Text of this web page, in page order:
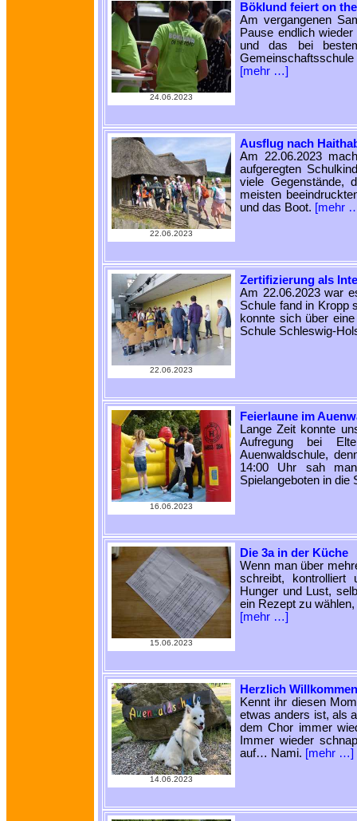
24.06.2023
Böklund feiert on
Am vergangenen
Pause endlich
und das bei
[mehr …]
22.06.2023
Ausflug nach
Am 22.06.2023
aufgeregten
viele Gegenstände,
meisten
und das Boot. [mehr
22.06.2023
Zertifizierung als
Am 22.06.2023 war
Schule fand in Kropp
konnte sich über
Schule Schleswig-
16.06.2023
Feierlaune im
Lange Zeit konnte
Aufregung bei
Auenwaldschule,
14:00 Uhr sah
Spielangeboten in
15.06.2023
Die 3a in der Küche
Wenn man über
schreibt, kontrolliert
Hunger und Lust,
ein Rezept zu
[mehr …]
14.06.2023
Herzlich
Kennt ihr diesen
etwas anders ist, als
dem Chor immer
Immer wieder
auf… Nami. [mehr …]